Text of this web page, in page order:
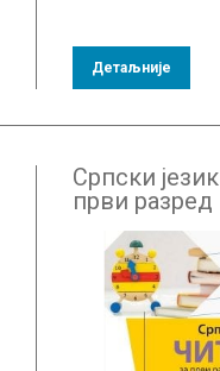
Детаљније
Српски
први разред